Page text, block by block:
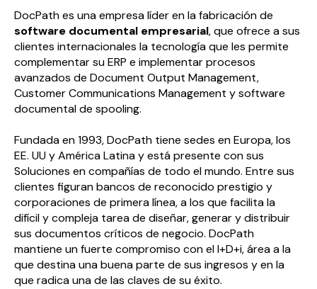
DocPath es una empresa líder en la fabricación de
software documental empresarial, que ofrece a sus
clientes internacionales la tecnología que les permite
complementar su ERP e implementar procesos
avanzados de Document Output Management,
Customer Communications Management y software
documental de spooling.
Fundada en 1993, DocPath tiene sedes en Europa, los
EE. UU y América Latina y está presente con sus
Soluciones en compañías de todo el mundo. Entre sus
clientes figuran bancos de reconocido prestigio y
corporaciones de primera línea, a los que facilita la
difícil y compleja tarea de diseñar, generar y distribuir
sus documentos críticos de negocio. DocPath
mantiene un fuerte compromiso con el I+D+i, área a la
que destina una buena parte de sus ingresos y en la
que radica una de las claves de su éxito.